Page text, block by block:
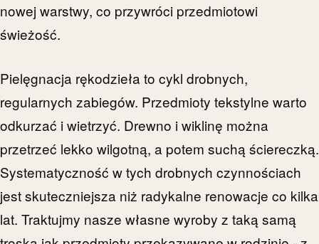
nowej warstwy, co przywróci przedmiotowi
świeżość.
Pielęgnacja rękodzieła to cykl drobnych,
regularnych zabiegów. Przedmioty tekstylne warto
odkurzać i wietrzyć. Drewno i wiklinę można
przetrzeć lekko wilgotną, a potem suchą ściereczką.
Systematyczność w tych drobnych czynnościach
jest skuteczniejsza niż radykalne renowacje co kilka
lat. Traktujmy nasze własne wyroby z taką samą